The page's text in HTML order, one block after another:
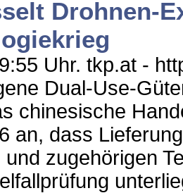
Drohnen-
Uhr. tkp.at -
Dual-Use-
chinesische
an, dass
zugehörigen